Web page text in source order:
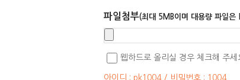
파일첨부(최대 5MB이며 대용량 파일은
웹하드로 올리실 경우 체크해 주세
아이디 : pk1004 / 비밀번호 : 1004